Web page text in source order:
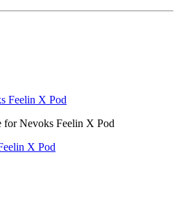
for Nevoks Feelin X Pod
X Pod